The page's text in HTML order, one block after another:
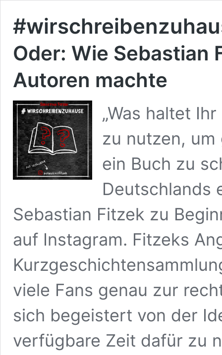
Oder: Wie Sebastian
Autoren machte
„Was haltet
zu nutzen,
ein Buch zu
Deutschlands
Sebastian Fitzek zu
auf Instagram. Fitzeks
viele Fans genau zur
sich begeistert von der
verfügbare Zeit dafür zu